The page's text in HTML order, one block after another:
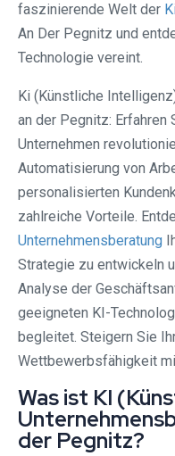
faszinierende Welt der
An Der Pegnitz und
Technologie vereint.
Ki (Künstliche
an der Pegnitz:
Unternehmen
Automatisierung von
personalisierten
zahlreiche Vorteile.
Unternehmensberatung
Strategie zu entwickeln
Analyse der
geeigneten KI-
begleitet. Steigern Sie
Wettbewerbsfähigkeit
Was ist KI
der Pegnitz?